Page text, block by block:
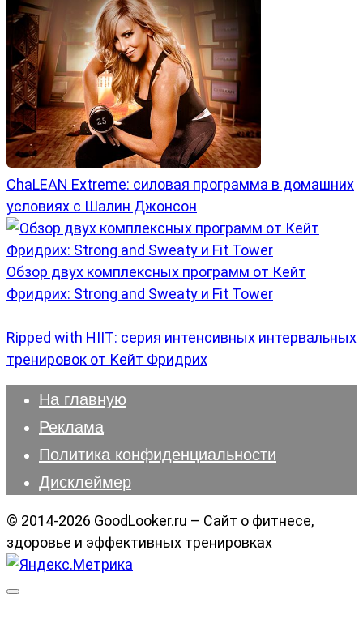
ChaLEAN Extreme: силовая программа в домашних
условиях с Шалин Джонсон
Обзор двух комплексных программ от Кейт
Фридрих: Strong and Sweaty и Fit Tower
Ripped with HIIT: серия интенсивных интервальных
тренировок от Кейт Фридрих
На главную
Реклама
Политика конфиденциальности
Дисклеймер
© 2014-2026 GoodLooker.ru – Сайт о фитнесе,
здоровье и эффективных тренировках